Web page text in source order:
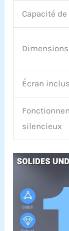
Capacité
Écran inclus
silencieux